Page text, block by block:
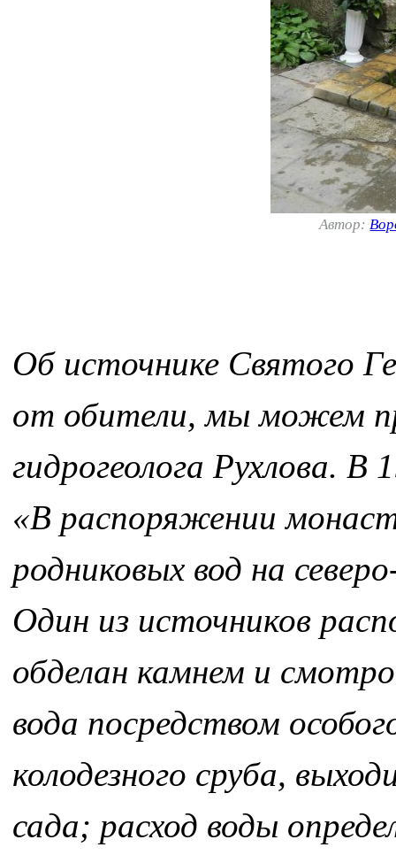
Автор:
Об источнике Святого
от обители, мы можем
гидрогеолога Рухлова. В
«В распоряжении
родниковых вод на
Один из источников
обделан камнем и
вода посредством
колодезного сруба,
сада; расход воды